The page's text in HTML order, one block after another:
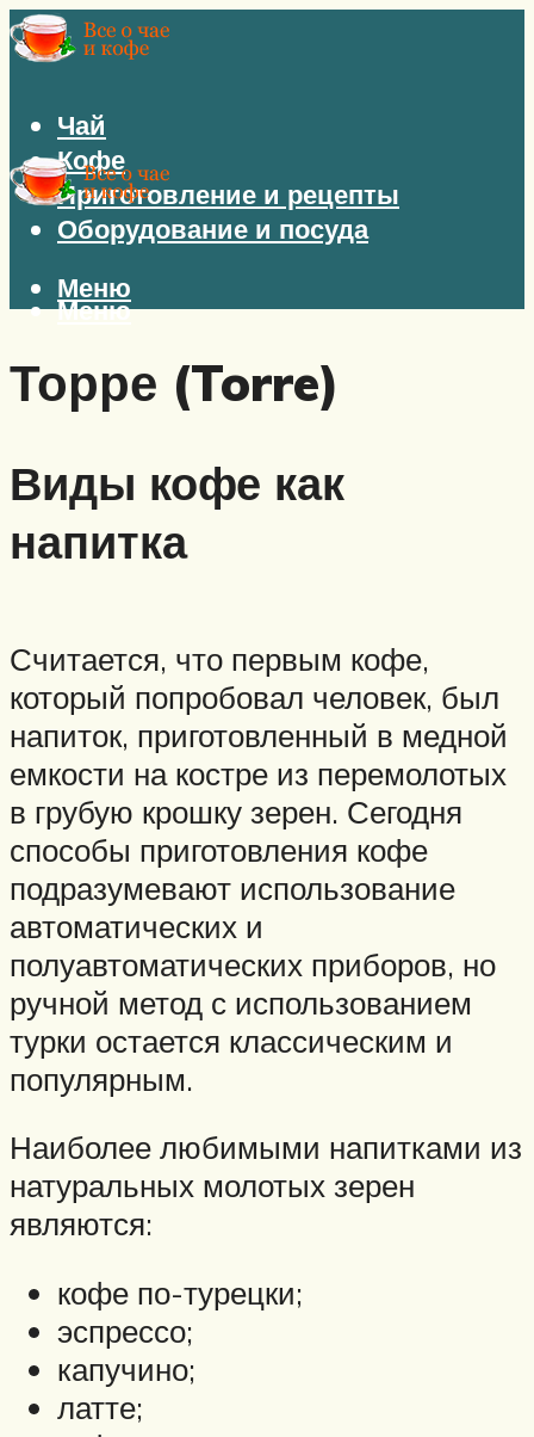
Чай
Кофе
Приготовление и рецепты
Оборудование и посуда
Меню
Меню
Торре (Torre)
Виды кофе как
напитка
Считается, что первым кофе,
который попробовал человек, был
напиток, приготовленный в медной
емкости на костре из перемолотых
в грубую крошку зерен. Сегодня
способы приготовления кофе
подразумевают использование
автоматических и
полуавтоматических приборов, но
ручной метод с использованием
турки остается классическим и
популярным.
Наиболее любимыми напитками из
натуральных молотых зерен
являются:
кофе по-турецки;
эспрессо;
капучино;
латте;